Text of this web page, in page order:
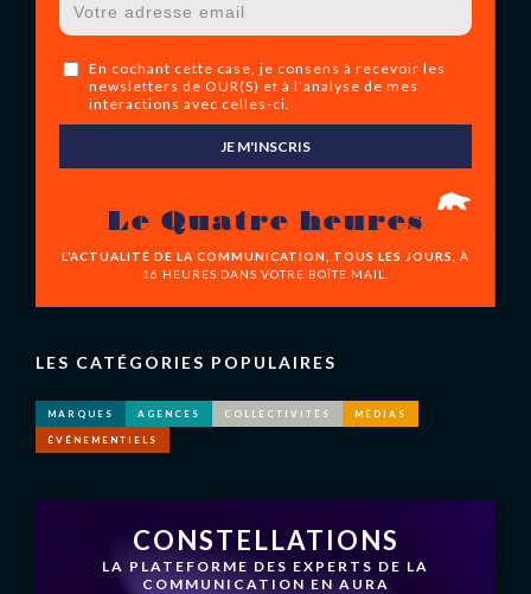
En cochant cette case, je consens à recevoir les
newsletters de OUR(S) et à l'analyse de mes
interactions avec celles-ci.
JE M'INSCRIS
Le Quatre heures
L’ACTUALITÉ DE LA COMMUNICATION, TOUS LES JOURS,
À
16 HEURES DANS VOTRE BOÎTE MAIL.
LES CATÉGORIES POPULAIRES
MARQUES AGENCES COLLECTIVITÉS MÉDIAS
ÉVÉNEMENTIELS
CONSTELLATIONS
LA PLATEFORME DES EXPERTS DE LA
COMMUNICATION EN AURA